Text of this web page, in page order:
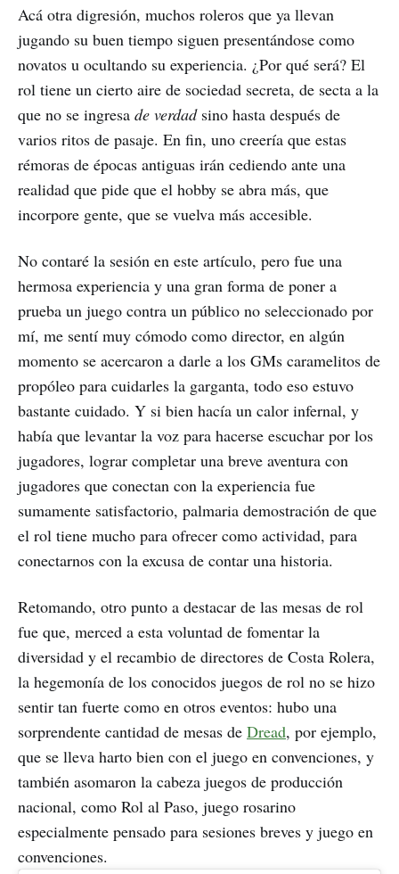
Acá otra digresión, muchos roleros que ya llevan
jugando su buen tiempo siguen presentándose como
novatos u ocultando su experiencia. ¿Por qué será? El
rol tiene un cierto aire de sociedad secreta, de secta a la
que no se ingresa de verdadsino hasta después de
varios ritos de pasaje. En fin, uno creería que estas
rémoras de épocas antiguas irán cediendo ante una
realidad que pide que el hobby se abra más, que
incorpore gente, que se vuelva más accesible.
No contaré la sesión en este artículo, pero fue una
hermosa experiencia y una gran forma de poner a
prueba un juego contra un público no seleccionado por
mí, me sentí muy cómodo como director, en algún
momento se acercaron a darle a los GMs caramelitos de
propóleo para cuidarles la garganta, todo eso estuvo
bastante cuidado. Y si bien hacía un calor infernal, y
había que levantar la voz para hacerse escuchar por los
jugadores, lograr completar una breve aventura con
jugadores que conectan con la experiencia fue
sumamente satisfactorio, palmaria demostración de que
el rol tiene mucho para ofrecer como actividad, para
conectarnos con la excusa de contar una historia.
Retomando, otro punto a destacar de las mesas de rol
fue que, merced a esta voluntad de fomentar la
diversidad y el recambio de directores de Costa Rolera,
la hegemonía de los conocidos juegos de rol no se hizo
sentir tan fuerte como en otros eventos: hubo una
sorprendente cantidad de mesas de Dread, por ejemplo,
que se lleva harto bien con el juego en convenciones, y
también asomaron la cabeza juegos de producción
nacional, como Rol al Paso, juego rosarino
especialmente pensado para sesiones breves y juego en
convenciones.